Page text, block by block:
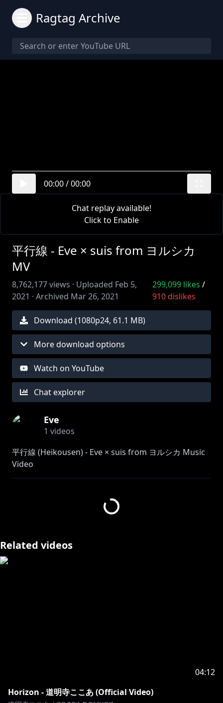
Ragtag Archive
00:00/00:00
Chat replay available!
Click to Enable
平行線 - Eve × suis from ヨルシカ
MV
8,762,177views · Uploaded Feb 5,
2021 · Archived Mar 26, 2021
299,099likes /
910dislikes
Download (1080p24, 61.1 MB)
More download options
Watch on YouTube
Chat explorer
Eve
1 videos
平行線 (Heikousen) - Eve × suis from ヨルシカ Music
Video
Streaming/DL：https://tf.lnk.to/heikousen
https://www.lotte.co.jp/products/brand/ghana/gift/
ANIMATION STAFF Credit
2020.12.23 release!!
Related videos
04:12
Horizon - 道明寺ここあ (Official Video)